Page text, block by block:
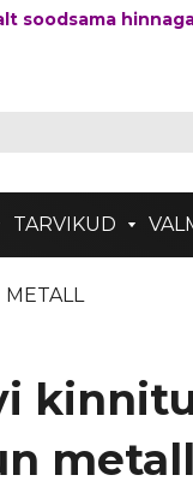
soodsama
TARVIKUD
METALL
metall